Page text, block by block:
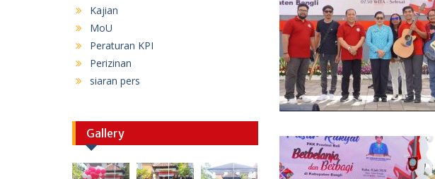
Kajian
MoU
Peraturan KPI
Perizinan
siaran pers
Gallery